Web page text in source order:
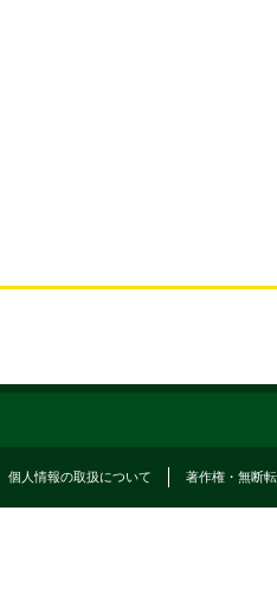
個人情報の取扱について 著作権・無断